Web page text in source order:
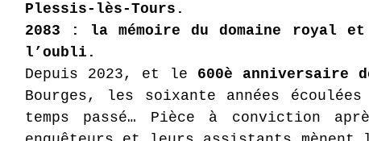
Plessis-lès-Tours.
2083 : la mémoire du domaine royal
l’oubli.
Depuis 2023, et le 600è anniversaire
Bourges, les soixante années
temps passé… Pièce à conviction